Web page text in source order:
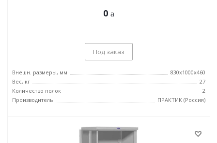
0
Под заказ
Внешн. размеры, мм
830x1000x460
Вес, кг
27
Количество полок
2
Производитель
ПРАКТИК (Россия)